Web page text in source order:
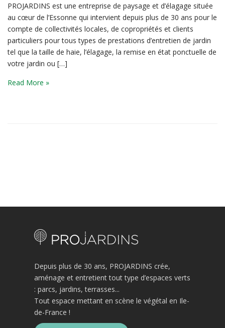
PROJARDINS est une entreprise de paysage et d’élagage située
au cœur de l’Essonne qui intervient depuis plus de 30 ans pour le
compte de collectivités locales, de copropriétés et clients
particuliers pour tous types de prestations d’entretien de jardin
tel que la taille de haie, l’élagage, la remise en état ponctuelle de
votre jardin ou […]
Read More »
Depuis plus de 30 ans, PROJARDINS crée,
aménage et entretient tout type d’espaces verts
: parcs, jardins, terrasses...
Tout espace mettant en scène le végétal en Ile-
de-France !